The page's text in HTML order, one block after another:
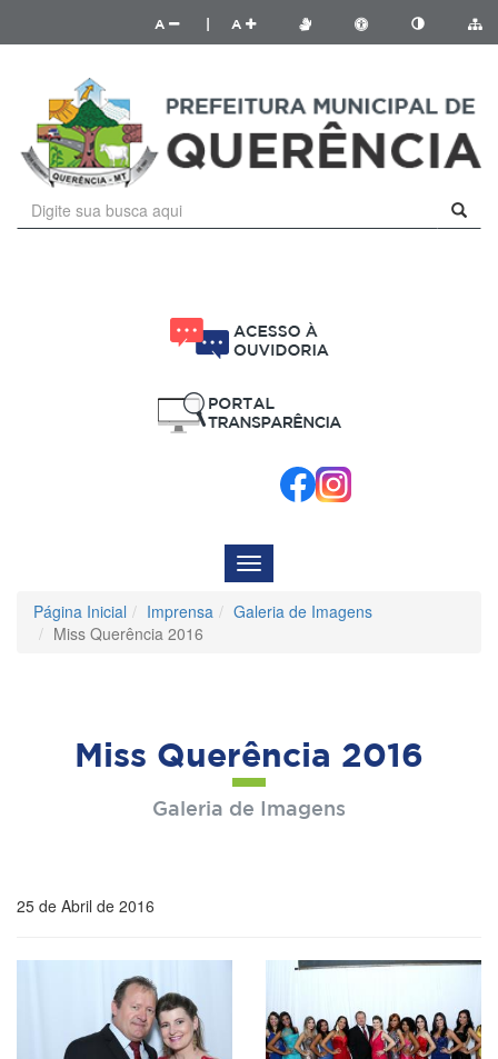
A A
Menu
de
Navegação
Página Inicial Imprensa
Galeria de Imagens
Miss Querência 2016
Miss Querência 2016
Galeria de Imagens
25 de Abril de 2016